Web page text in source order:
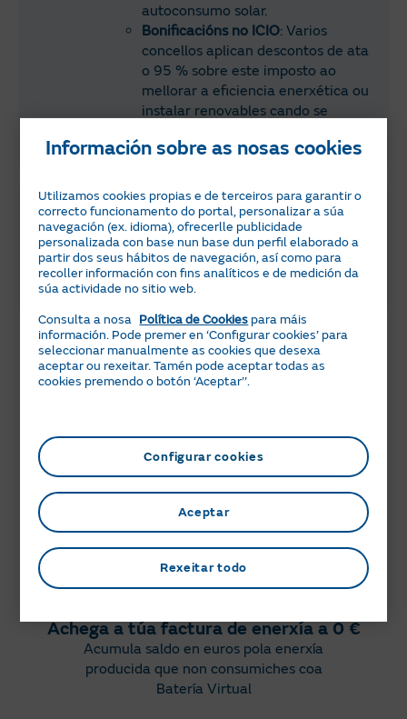
autoconsumo solar.
Bonificacións no ICIO: Varios
concellos aplican descontos de ata
o 95 % sobre este imposto ao
mellorar a eficiencia enerxética ou
instalar renovables cando se
instalar paneis solares.
Fondos europeos Next Generation para
Estremadura
Esta axuda europea mantíñase vixente
ata esgotar fondos e, actualmente, en
2025, xa se consumiu para a
Comunidade de Estremadura.
Vantaxes de instalar placas con
Naturgy Solar
Sempre ao prezo máis baixo
Cando as túas placas non produzan,
consume enerxía ao mellor prezo coa
Tarifa Solar.
Achega a túa factura de enerxía a 0 €
Acumula saldo en euros pola enerxía
producida que non consumiches coa
Batería Virtual
Información sobre as nosas cookies
Utilizamos cookies propias e de terceiros para garantir o
correcto funcionamento do portal, personalizar a súa
navegación (ex. idioma), ofrecerlle publicidade
personalizada con base nun base dun perfil elaborado a
partir dos seus hábitos de navegación, así como para
recoller información con fins analíticos e de medición da
súa actividade no sitio web.
Consulta a nosa Política de Cookies para máis
información. Pode premer en ‘Configurar cookies’ para
seleccionar manualmente as cookies que desexa
aceptar ou rexeitar. Tamén pode aceptar todas as
cookies premendo o botón ‘Aceptar’’.
Configurar cookies
Rexeitar todo
Aceptar